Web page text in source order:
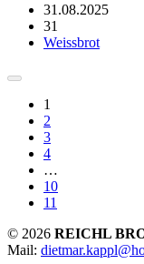
31.08.2025
31
Weissbrot
1
2
3
4
…
10
11
© 2026 REICHL
Mail: